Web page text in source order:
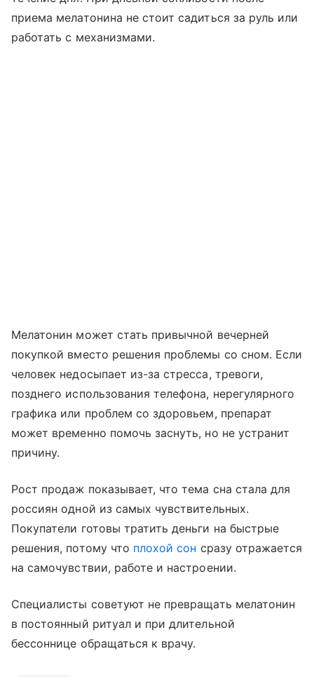
приема мелатонина не стоит садиться за руль или
работать с механизмами.
Мелатонин может стать привычной вечерней
покупкой вместо решения проблемы со сном. Если
человек недосыпает из-за стресса, тревоги,
позднего использования телефона, нерегулярного
графика или проблем со здоровьем, препарат
может временно помочь заснуть, но не устранит
причину.
Рост продаж показывает, что тема сна стала для
россиян одной из самых чувствительных.
Покупатели готовы тратить деньги на быстрые
решения, потому что плохой сон сразу отражается
на самочувствии, работе и настроении.
Специалисты советуют не превращать мелатонин
в постоянный ритуал и при длительной
бессоннице обращаться к врачу.